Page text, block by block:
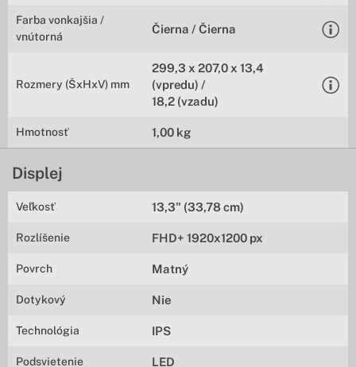
Farba vonkajšia /
vnútorná
Čierna / Čierna
Rozmery (ŠxHxV) mm
299,3 x 207,0 x 13,4
(vpredu) /
18,2 (vzadu)
Hmotnosť 1,00 kg
Displej
Veľkosť 13,3" (33,78 cm)
Rozlíšenie FHD+ 1920x1200 px
Povrch Matný
Dotykový Nie
Technológia IPS
Podsvietenie LED